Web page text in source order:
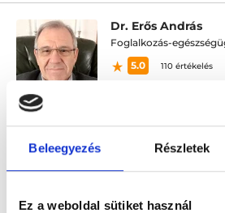
Beleegyezés Részletek
Ez a weboldal sütiket használ
Dr. Erős András
Foglalkozás-
5.0
110 értékelés
Budapest, XXI. kerület,
Következő időpont:
Árlista Összes időpont